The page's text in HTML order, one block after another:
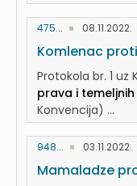
475... 08.11.2022.
Komlenac
Protokola br. 1 uz
prava i
Konvencija) ...
948... 03.11.2022.
Mamaladze